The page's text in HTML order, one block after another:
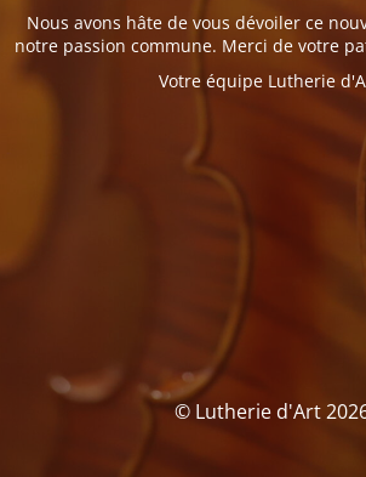
Nous avons hâte de vous dévoiler ce
notre passion commune. Merci de votre
Votre équipe Lutherie
© Lutherie d'Art